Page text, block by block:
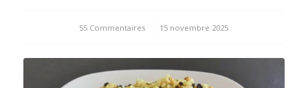
55 Commentaires
/ 15 novembre 2025